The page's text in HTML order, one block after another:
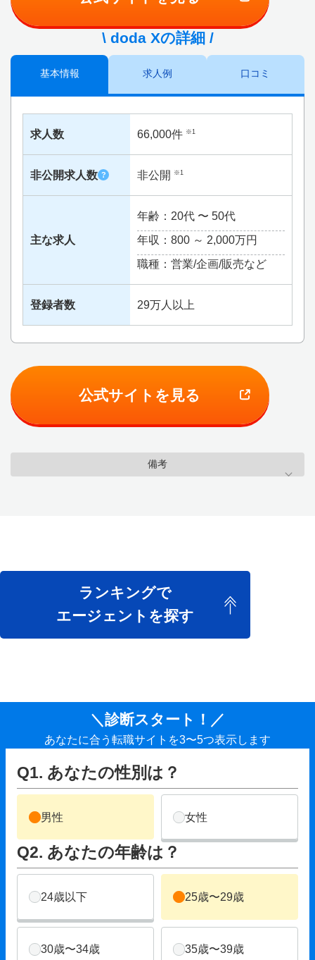
\ doda Xの詳細 /
基本情報 求人例 口コミ
求人数 66,000件 ※1
非公開求人数 ? 非公開 ※1
主な求人
年齢：20代 〜 50代
年収：800 ～ 2,000万円
職種：営業/企画/販売など
登録者数 29万人以上
公式サイトを見る
備考
ランキングで
エージェントを探す
＼診断スタート！／
あなたに合う転職サイトを3〜5つ表示します
Q1. あなたの性別は？
男性 女性
Q2. あなたの年齢は？
24歳以下 25歳〜29歳
30歳〜34歳 35歳〜39歳